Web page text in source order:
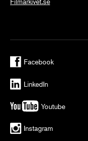
Facebook
LinkedIn
Youtube
Instagram